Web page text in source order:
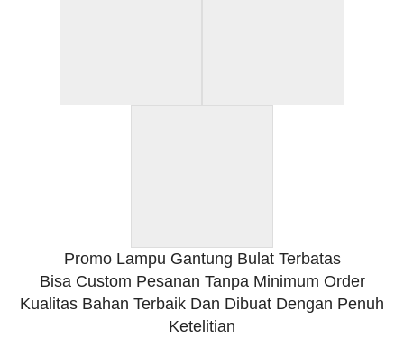
Promo Lampu Gantung Bulat Terbatas
Bisa Custom Pesanan Tanpa Minimum Order
Kualitas Bahan Terbaik Dan Dibuat Dengan Penuh
Ketelitian